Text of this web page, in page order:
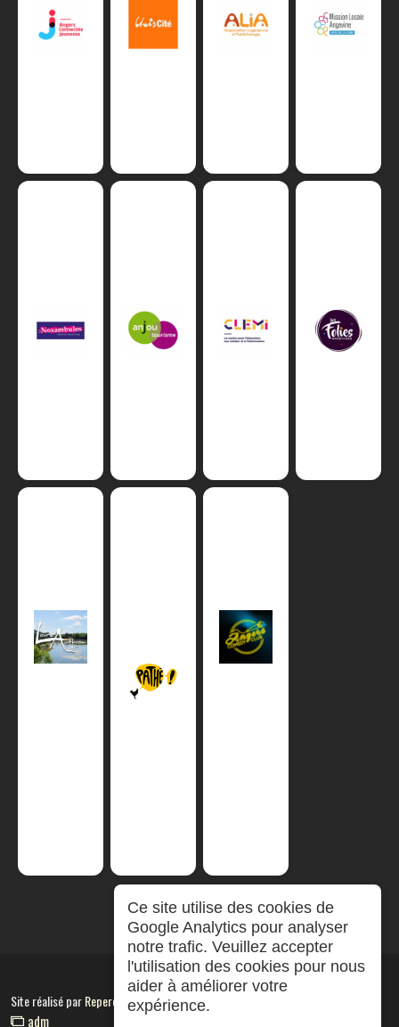
Site réalisé parRepereCom
adm
Ce site utilise des cookies de
Google Analytics pour analyser
notre trafic. Veuillez accepter
l'utilisation des cookies pour nous
aider à améliorer votre
expérience.